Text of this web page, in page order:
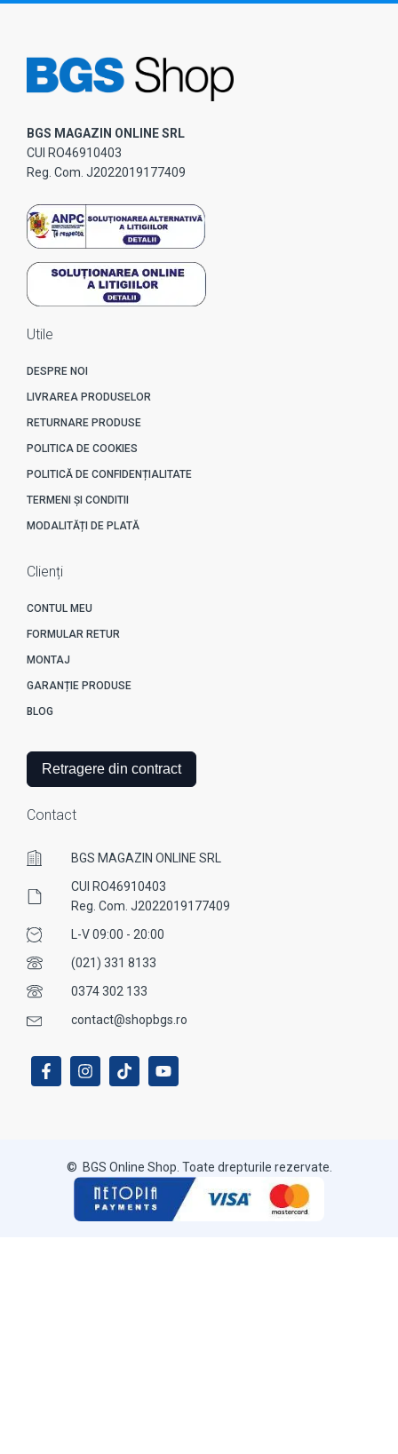
BGS MAGAZIN ONLINE SRL
CUI RO46910403
Reg. Com. J2022019177409
Utile
DESPRE NOI
LIVRAREA PRODUSELOR
RETURNARE PRODUSE
POLITICA DE COOKIES
POLITICĂ DE CONFIDENȚIALITATE
TERMENI ȘI CONDITII
MODALITĂȚI DE PLATĂ
Clienți
CONTUL MEU
FORMULAR RETUR
MONTAJ
GARANȚIE PRODUSE
BLOG
Retragere din contract
Contact
BGS MAGAZIN ONLINE SRL
CUI RO46910403
Reg. Com. J2022019177409
L-V 09:00 - 20:00
(021) 331 8133
0374 302 133
contact@shopbgs.ro
© BGS Online Shop. Toate drepturile rezervate.